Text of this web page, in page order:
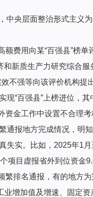
中央层面整治形式主义
额费用向某“百强县”榜
和新质生产力研究综合
不强等向该评价机构
现“百强县”上榜进位，
资金工作中设置不合理
通报地方完成情况，明
失实。比如，2025年1
项目虚报省外到位资金
繁排名通报，有的地方
增加值及增速、固定